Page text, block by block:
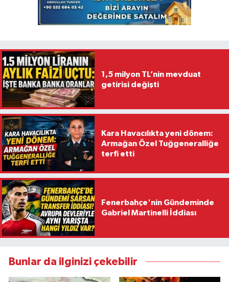
1,5 milyon TL’nin mevduat
getirisi değişti
Kara Havacılıkta yeni dönem:
Armağan Özel Tuğgeneralliğe
terfi etti
Fenerbahçe'nin Gündeminde
Gabriel Martinelli İddiası
Bunlar da ilginizi çekebilir